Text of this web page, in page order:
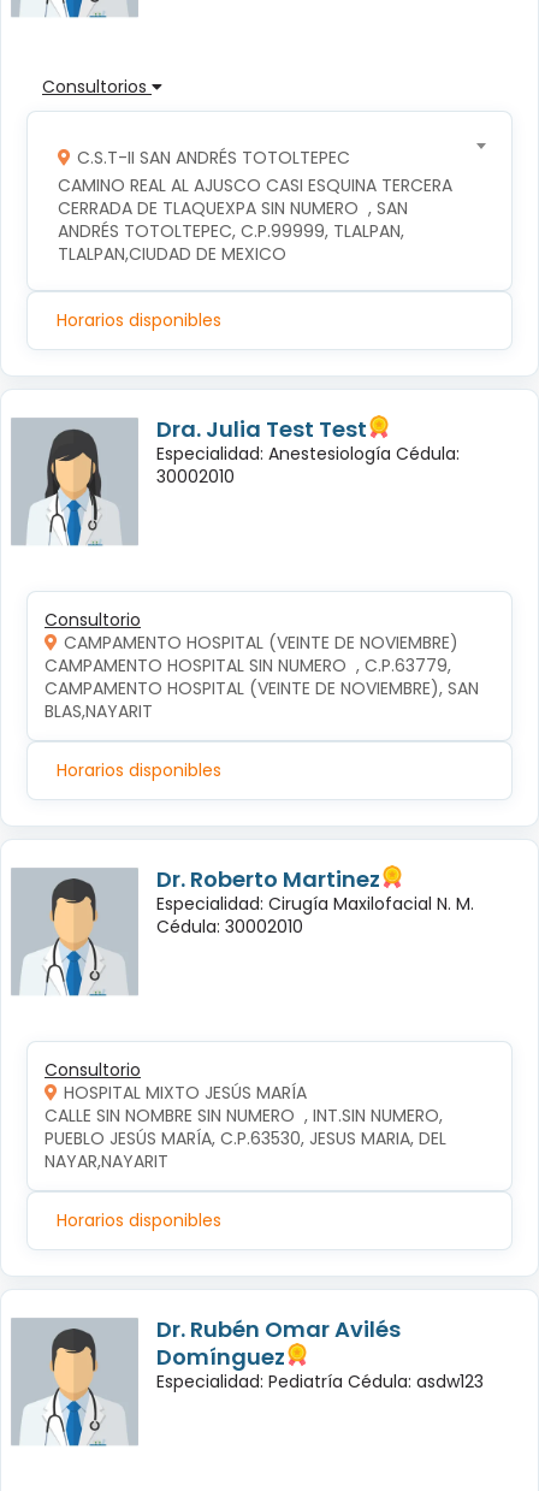
Consultorios
C.S.T-II SAN ANDRÉS TOTOLTEPEC
CAMINO REAL AL AJUSCO CASI ESQUINA TERCERA
CERRADA DE TLAQUEXPA SIN NUMERO  , SAN
ANDRÉS TOTOLTEPEC, C.P.99999, TLALPAN,
TLALPAN,CIUDAD DE MEXICO
Horarios disponibles
Dra. Julia Test Test
Especialidad: Anestesiología Cédula:
30002010
Consultorio
CAMPAMENTO HOSPITAL (VEINTE DE NOVIEMBRE)
CAMPAMENTO HOSPITAL SIN NUMERO  , C.P.63779,
CAMPAMENTO HOSPITAL (VEINTE DE NOVIEMBRE), SAN
BLAS,NAYARIT
Horarios disponibles
Dr. Roberto Martinez
Especialidad: Cirugía Maxilofacial N. M.
Cédula: 30002010
Consultorio
HOSPITAL MIXTO JESÚS MARÍA
CALLE SIN NOMBRE SIN NUMERO  , INT.SIN NUMERO,
PUEBLO JESÚS MARÍA, C.P.63530, JESUS MARIA, DEL
NAYAR,NAYARIT
Horarios disponibles
Dr. Rubén Omar Avilés
Domínguez
Especialidad: Pediatría Cédula: asdw123